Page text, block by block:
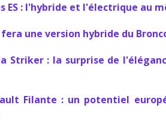
ES : l'hybride et l'électrique au
fera une version hybride du
Striker : la surprise de
Filante : un potentiel